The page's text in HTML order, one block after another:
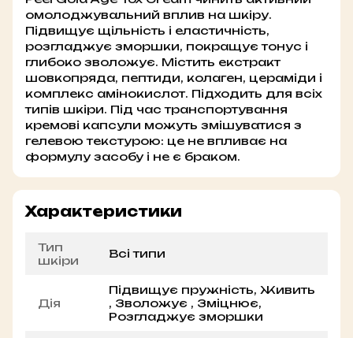
омолоджувальний вплив на шкіру.
Підвищує щільність і еластичність,
розгладжує зморшки, покращує тонус і
глибоко зволожує. Містить екстракт
шовкопряда, пептиди, колаген, цераміди і
комплекс амінокислот. Підходить для всіх
типів шкіри. Під час транспортування
кремові капсули можуть змішуватися з
гелевою текстурою: це не впливає на
формулу засобу і не є браком.
Характеристики
Тип
шкіри
Всі типи
Дія
Підвищує пружність, Живить
, Зволожує , Зміцнює,
Розгладжує зморшки